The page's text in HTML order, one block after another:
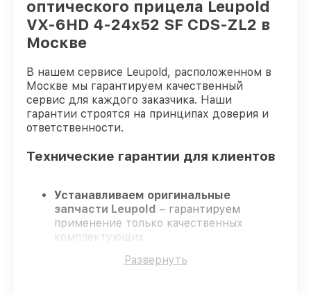
оптического прицела Leupold
VX-6HD 4-24x52 SF CDS-ZL2 в
Москве
В нашем сервисе Leupold, расположенном в
Москве мы гарантируем качественный
сервис для каждого заказчика. Наши
гарантии строятся на принципах доверия и
ответственности.
Технические гарантии для клиентов
Устанавливаем оригинальные
запчасти Leupold – гарантируем
применение только качественных
комплектующих.
проходят строгий отбор, что
Развернуть